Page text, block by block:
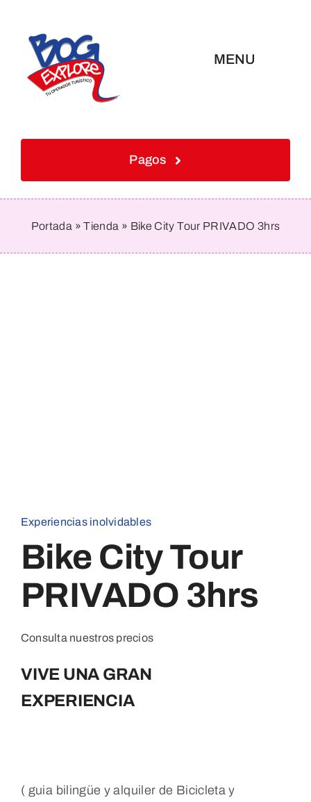
contenido
MENU
Contáctanos
Pagos
Portada »Tienda » Bike City Tour PRIVADO 3hrs
Experiencias inolvidables
Bike City Tour
PRIVADO 3hrs
Consulta nuestros precios
VIVE UNA GRAN
EXPERIENCIA
( guia bilingüe y alquiler de Bicicleta y